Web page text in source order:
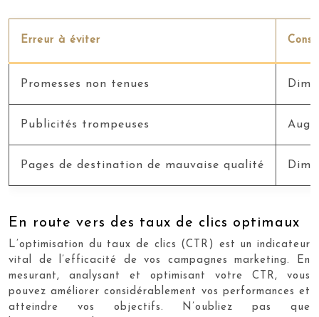
Erreur à éviter
Promesses non tenues
Publicités trompeuses
Pages de destination de mauvaise qualité
En route vers des taux de clics optimaux
L’optimisation du taux de clics (CTR) est un indicateur
vital de l’efficacité de vos campagnes marketing. En
mesurant, analysant et optimisant votre CTR, vous
pouvez améliorer considérablement vos performances et
atteindre vos objectifs. N’oubliez pas que